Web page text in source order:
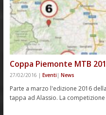
Coppa Piemonte MTB
27/02/2016 | Eventi | News
Parte a marzo l'edizione 2016
tappa ad Alassio. La